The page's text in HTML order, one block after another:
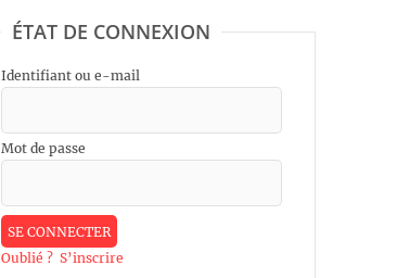
ÉTAT DE CONNEXION
Identifiant ou e-mail
Mot de passe
Oublié ? S’inscrire